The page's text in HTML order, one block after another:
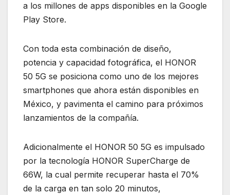
a los millones de apps disponibles en la Google
Play Store.
Con toda esta combinación de diseño,
potencia y capacidad fotográfica, el HONOR
50 5G se posiciona como uno de los mejores
smartphones que ahora están disponibles en
México, y pavimenta el camino para próximos
lanzamientos de la compañía.
Adicionalmente el HONOR 50 5G es impulsado
por la tecnología HONOR SuperCharge de
66W, la cual permite recuperar hasta el 70%
de la carga en tan solo 20 minutos,